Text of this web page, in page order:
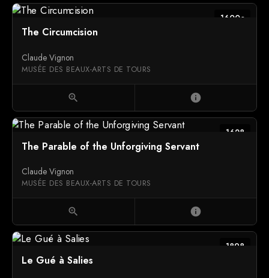
1600c
The Circumcision
Claude Vignon
MUSÉE DES BEAUX-ARTS DE TOURS
zoom_in info
1628
The Parable of the Unforgiving Servant
Claude Vignon
MUSÉE DES BEAUX-ARTS DE TOURS
zoom_in info
1898
Le Gué à Salies